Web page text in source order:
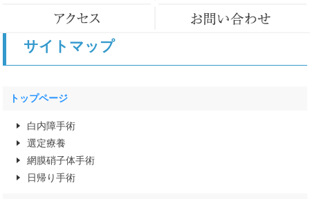
サイトマップ
トップページ
白内障手術
選定療養
網膜硝子体手術
日帰り手術